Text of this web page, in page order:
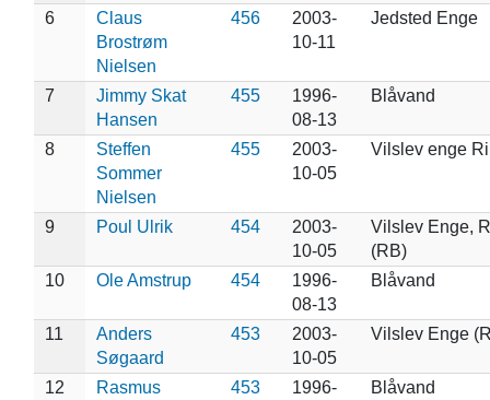
6
Claus
Brostrøm
Nielsen
456
2003-
10-11
Jedsted Enge
7
Jimmy Skat
Hansen
455
1996-
08-13
Blåvand
8
Steffen
Sommer
Nielsen
455
2003-
10-05
Vilslev enge
9 Poul Ulrik 454
2003-
10-05
Vilslev Enge,
(RB)
10
Ole Amstrup 454
1996-
08-13
Blåvand
11
Anders
Søgaard
453
2003-
10-05
Vilslev Enge
12
Rasmus
453
1996-
Blåvand